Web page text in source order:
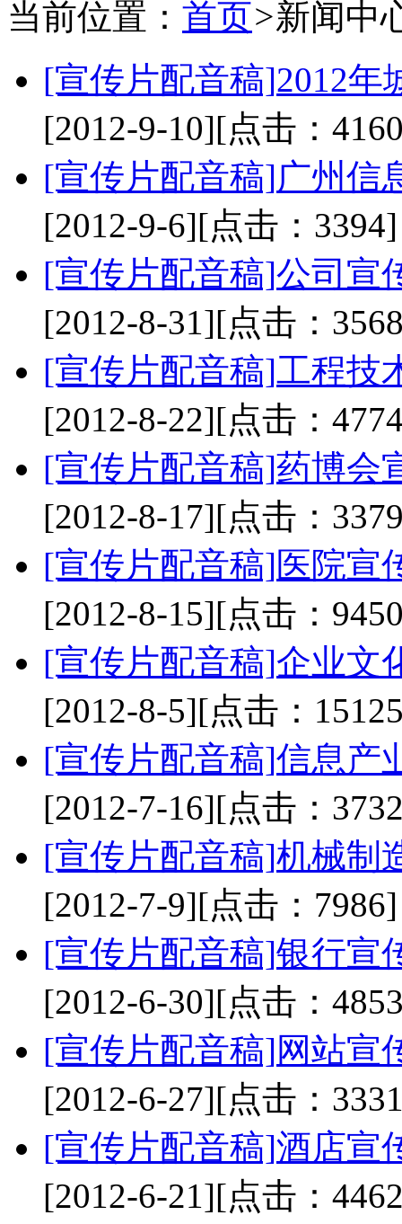
当前位置： 首页>新闻中
[宣传片配音稿]2012年
[2012-9-10][点击：
[宣传片配音稿]广州信
[2012-9-6][点击：3394]
[宣传片配音稿]公司宣
[2012-8-31][点击：
[宣传片配音稿]工程技
[2012-8-22][点击：
[宣传片配音稿]药博会
[2012-8-17][点击：
[宣传片配音稿]医院宣
[2012-8-15][点击：
[宣传片配音稿]企业文
[2012-8-5][点击：
[宣传片配音稿]信息产
[2012-7-16][点击：
[宣传片配音稿]机械制
[2012-7-9][点击：7986]
[宣传片配音稿]银行宣
[2012-6-30][点击：
[宣传片配音稿]网站宣
[2012-6-27][点击：
[宣传片配音稿]酒店宣
[2012-6-21][点击：